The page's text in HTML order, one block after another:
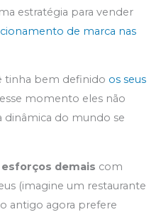
estratégia para vender
de marca nas
tinha bem definido os seus
momento eles não
dinâmica do mundo se
demais com
(imagine um restaurante
antigo agora prefere